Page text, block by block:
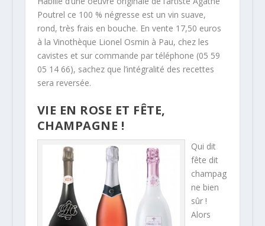
Poutrel ce 100 % négresse est un vin suave,
rond, très frais en bouche. En vente 17,50 euros
à la Vinothèque Lionel Osmin à Pau, chez les
cavistes et sur commande par téléphone (05 59
05 14 66), sachez que l’intégralité des recettes
sera reversée.
VIE EN ROSE ET FÊTE,
CHAMPAGNE !
Qui dit
fête dit
champag
ne bien
sûr !
Alors